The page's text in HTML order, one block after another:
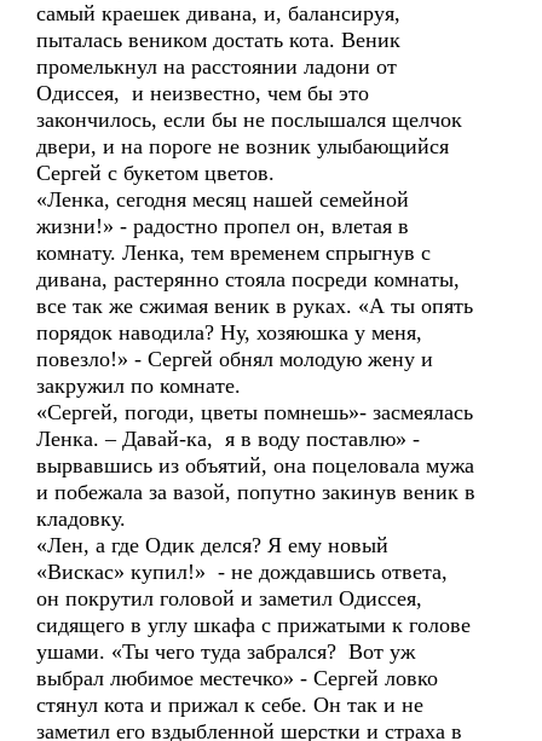
самый краешек дивана, и, балансируя,
пыталась веником достать кота. Веник
промелькнул на расстоянии ладони от
Одиссея, и неизвестно, чем бы это
закончилось, если бы не послышался щелчок
двери, и на пороге не возник улыбающийся
Сергей с букетом цветов.
«Ленка, сегодня месяц нашей семейной
жизни!» - радостно пропел он, влетая в
комнату. Ленка, тем временем спрыгнув с
дивана, растерянно стояла посреди комнаты,
все так же сжимая веник в руках. «А ты опять
порядок наводила? Ну, хозяюшка у меня,
повезло!» - Сергей обнял молодую жену и
закружил по комнате.
«Сергей, погоди, цветы помнешь»- засмеялась
Ленка. – Давай-ка, я в воду поставлю» -
вырвавшись из объятий, она поцеловала мужа
и побежала за вазой, попутно закинув веник в
кладовку.
«Лен, а где Одик делся? Я ему новый
«Вискас» купил!» - не дождавшись ответа,
он покрутил головой и заметил Одиссея,
сидящего в углу шкафа с прижатыми к голове
ушами. «Ты чего туда забрался? Вот уж
выбрал любимое местечко» - Сергей ловко
стянул кота и прижал к себе. Он так и не
заметил его вздыбленной шерстки и страха в